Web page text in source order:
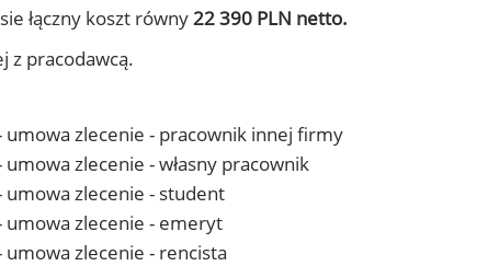
łączny koszt równy22 390 PLN netto.
z pracodawcą.
zlecenie - pracownik innej firmy
zlecenie - własny pracownik
zlecenie - student
zlecenie - emeryt
zlecenie - rencista